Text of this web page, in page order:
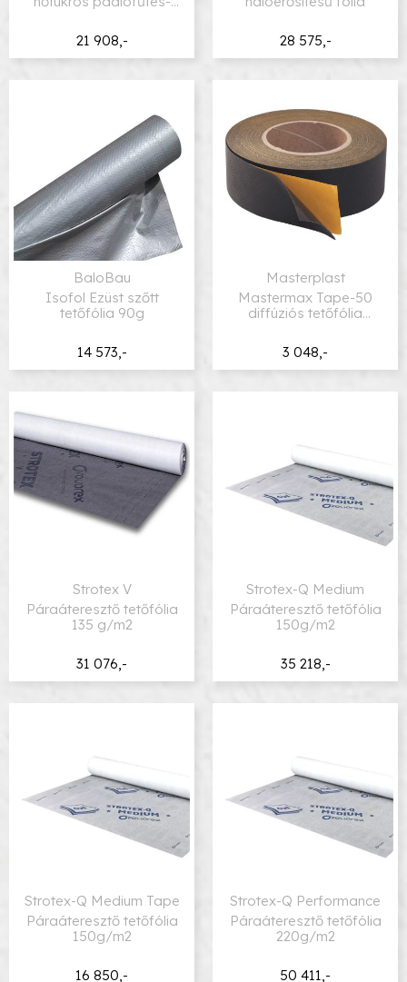
21 908,-
28 575,-
14 573,-
BaloBau
Isofol Ezüst szőtt
tetőfólia 90g
3 048,-
Masterplast
Mastermax Tape-50
diffúziós tetőfólia
31 076,-
Strotex V
Páraáteresztő tetőfólia
135 g/m2
35 218,-
Strotex-Q Medium
Páraáteresztő tetőfólia
150g/m2
16 850,-
Strotex-Q Medium Tape
Páraáteresztő tetőfólia
150g/m2
50 411,-
Strotex-Q Performance
Páraáteresztő tetőfólia
220g/m2